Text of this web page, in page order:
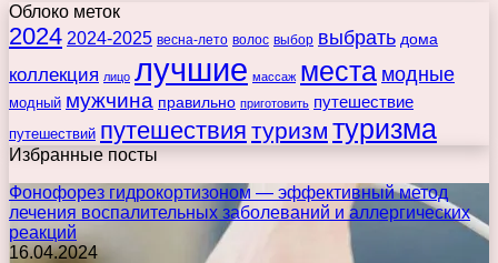
Облоко меток
2024 2024-2025 весна-лето волос выбор выбрать дома
коллекция лицо лучшие массаж места модные
модный мужчина правильно приготовить путешествие
путешествий путешествия туризм туризма
Избранные посты
Фонофорез гидрокортизоном — эффективный метод
лечения воспалительных заболеваний и аллергических
реакций
16.04.2024